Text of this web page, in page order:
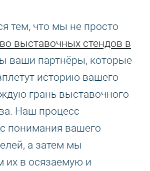
тем, что мы не просто
выставочных стендов в
ваши партнёры, которые
историю вашего
грань выставочного
Наш процесс
понимания вашего
а затем мы
их в осязаемую и